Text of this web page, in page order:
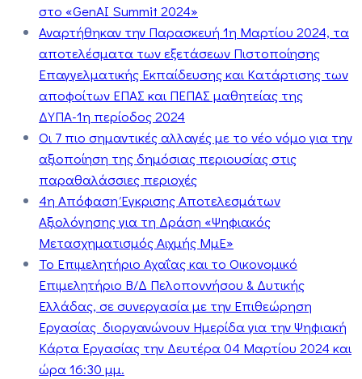
στο «GenAI Summit 2024»
Αναρτήθηκαν την Παρασκευή 1η Μαρτίου 2024, τα
αποτελέσματα των εξετάσεων Πιστοποίησης
Επαγγελματικής Εκπαίδευσης και Κατάρτισης των
αποφοίτων ΕΠΑΣ και ΠΕΠΑΣ μαθητείας της
ΔΥΠΑ-1η περίοδος 2024
Οι 7 πιο σημαντικές αλλαγές με το νέο νόμο για την
αξιοποίηση της δημόσιας περιουσίας στις
παραθαλάσσιες περιοχές
4η Απόφαση Έγκρισης Αποτελεσμάτων
Αξιολόγησης για τη Δράση «Ψηφιακός
Μετασχηματισμός Αιχμής ΜμΕ»
Το Επιμελητήριο Αχαΐας και το Οικονομικό
Επιμελητήριο Β/Δ Πελοποννήσου & Δυτικής
Ελλάδας, σε συνεργασία με την Επιθεώρηση
Εργασίας διοργανώνουν Ημερίδα για την Ψηφιακή
Κάρτα Εργασίας την Δευτέρα 04 Μαρτίου 2024 και
ώρα 16:30 μμ.